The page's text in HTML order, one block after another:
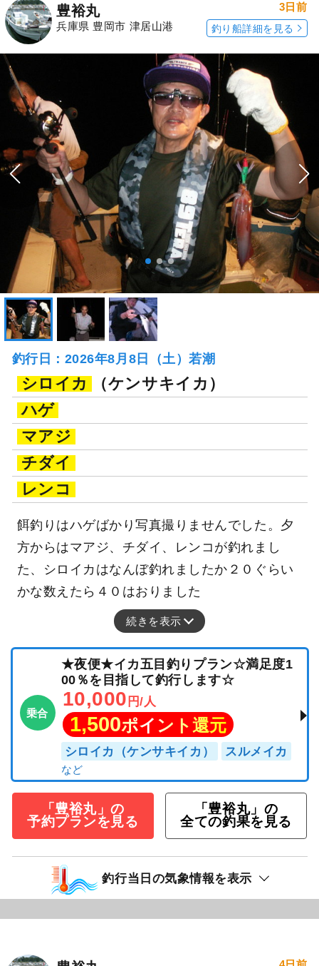
豊裕丸
兵庫県 豊岡市 津居山港
3日前
釣り船詳細を見る
釣行日：2026年8月8日（土）若潮
シロイカ
（ケンサキイカ）
ハゲ
マアジ
チダイ
レンコ
餌釣りはハゲばかり写真撮りませんでした。夕
方からはマアジ、チダイ、レンコが釣れまし
た、シロイカはなんぼ釣れましたか２０ぐらい
かな数えたら４０はおりました
続きを表示
乗合
★夜便★イカ五目釣りプラン☆満足度1
00％を目指して釣行します☆
10,000 円/人
1,500ポイント還元
シロイカ（ケンサキイカ） スルメイカ
「豊裕丸」の
予約プランを見る
「豊裕丸」の
全ての釣果を見る
釣行当日の気象情報を表示